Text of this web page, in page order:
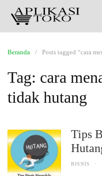
Beranda Posts tagged “cara
Tag: cara
tidak hutang
Tips
BISNIS ·